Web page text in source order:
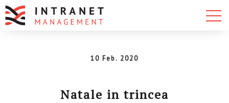
10 Feb. 2020
Natale in trincea